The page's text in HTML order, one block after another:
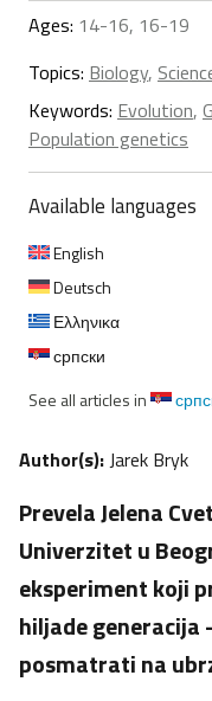
Ages: 14-16, 16-19
Topics: Biology,
Keywords: Evolution,
Population genetics
Available languages
English
Deutsch
Ελληνικα
српски
See all articles in
Author(s):Jarek Bryk
Prevela Jelena
Univerzitet u
eksperiment koji
hiljade generacija
posmatrati na